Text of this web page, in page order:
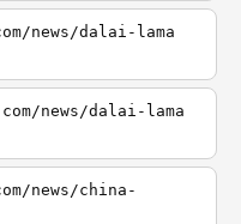
news/dalai-lama
news/dalai-lama
news/china-